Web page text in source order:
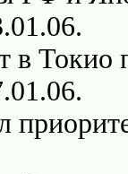
в Токио